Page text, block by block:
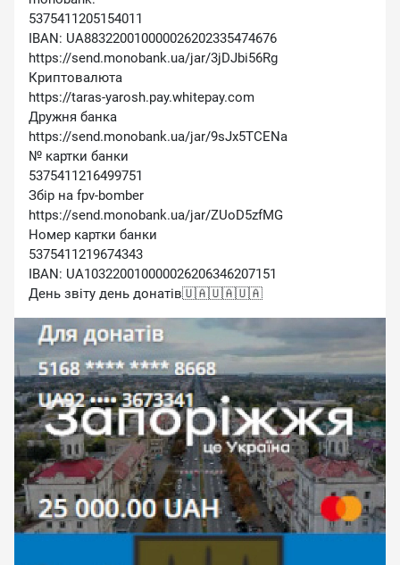
5375411205154011
IBAN: UA883220010000026202335474676
https://send.monobank.ua/jar/3jDJbi56Rg
Криптовалюта
https://taras-yarosh.pay.whitepay.com
Дружня банка
https://send.monobank.ua/jar/9sJx5TCENa
№ картки банки
5375411216499751
Збір на fpv-bomber
https://send.monobank.ua/jar/ZUoD5zfMG
Номер картки банки
5375411219674343
IBAN: UA103220010000026206346207151
День звіту день донатів🇺🇦🇺🇦🇺🇦